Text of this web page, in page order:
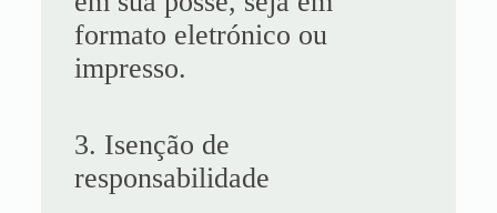
formato eletrónico ou
impresso.
3. Isenção de
responsabilidade